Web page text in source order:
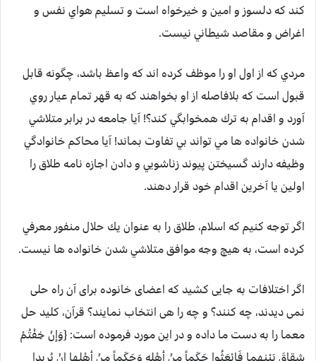
كند كه دلسوز و امين و خيرخواه است و تسليم هواي نفس و
اغراض و مقاصد شيطاني نيست.
مردي كه از اول او را موظف كرده اند كه واعظ باشد، چگونه قابل
قبول است كه بلافاصله از او بخواهند كه به قهر تمام عيار روي
آورد و اقدام به ترك همخوابگي كند؟! آيا جامعه در برابر متلاشي
شدن خانواده ها مي تواند بي تفاوت بماند! آيا محاكم خانوادگي
وظيفه دارند گسيختن پيوند زناشويي و دادن اجازه نامه طلاق را
اولين يا آخرين اقدام خود قرار دهند.
اگر توجه كنيم كه اسلام، طلاق را به عنوان يك حلال منفور معرفي
كرده است، به هيچ وجه موافق متلاشي شدن خانواده ها نيست.
اگر اختلافات به جایی کشید که اعضای خانوده برای آن راه حلی
نمی دیدند، چه کنند؟ و چه را هی انتخاب نمایند؟ قرآن، كليد حل
معما را به دست ما داده و در اين مورد فرموده است: {وَإنْ خِفْتُمْ
شِقاقَ بَيْنهما فَابْعَثُوا حَكَماً مِنْ أهْلِهِ وَحَكَماً مِنْ أهْلِها إنْ يُريدا